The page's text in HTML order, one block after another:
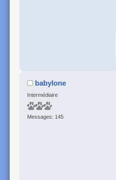
babylone
Intermédiaire
Messages: 145